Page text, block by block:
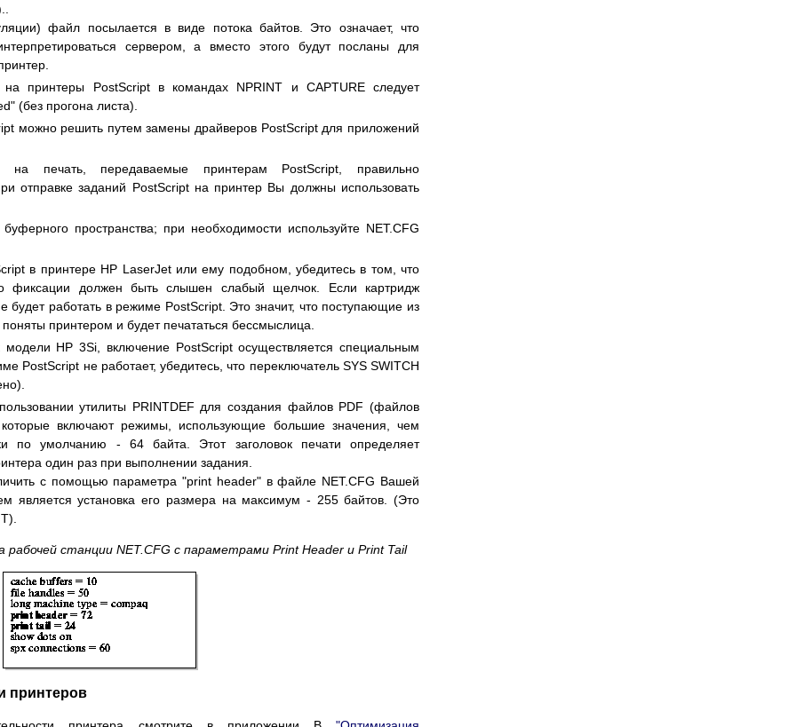
файл посылается в виде потока байтов. Это означает, что
сервером, а вместо этого будут посланы для
принтеры PostScript в командах NPRINT и CAPTURE следует
(без прогона листа).
можно решить путем замены драйверов PostScript для приложений
печать, передаваемые принтерам PostScript, правильно
отправке заданий PostScript на принтер Вы должны использовать
пространства; при необходимости используйте NET.CFG
в принтере HP LaserJet или ему подобном, убедитесь в том, что
фиксации должен быть слышен слабый щелчок. Если картридж
будет работать в режиме PostScript. Это значит, что поступающие из
принтером и будет печататься бессмыслица.
модели HP 3Si, включение PostScript осуществляется специальным
PostScript не работает, убедитесь, что переключатель SYS SWITCH
утилиты PRINTDEF для создания файлов PDF (файлов
включают режимы, использующие большие значения, чем
по умолчанию - 64 байта. Этот заголовок печати определяет
один раз при выполнении задания.
с помощью параметра "print header" в файле NET.CFG Вашей
является установка его размера на максимум - 255 байтов. (Это
станции NET.CFG с параметрами Print Header и Print Tail
принтеров